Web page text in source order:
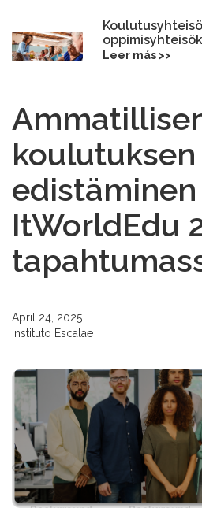
Leer más >>
koulutuksen
edistäminen
ItWorldEdu
April 24, 2025
Instituto Escalae